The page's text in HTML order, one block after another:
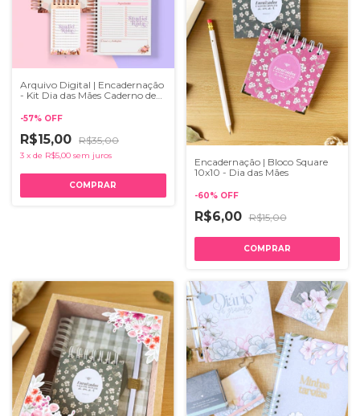
Arquivo Digital | Encadernação
- Kit Dia das Mães Caderno de
-57% OFF
R$15,00 R$35,00
3 x de R$5,00 sem juros
Encadernação | Bloco Square
10x10 - Dia das Mães
-60% OFF
R$6,00 R$15,00